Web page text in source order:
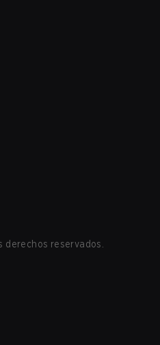
derechos reservados.